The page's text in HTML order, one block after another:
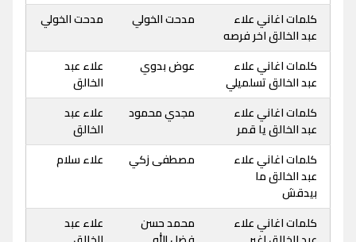
كلمات اغاني علاء
عبد الخالق اخر فرصه
مدحت الخولي مدحت الخولي
كلمات اغاني علاء
عبد الخالق تسلميلي
عوض بدوي
علاء عبد
الخالق
كلمات اغاني علاء
عبد الخالق يا قمر
مجدي محمود
علاء عبد
الخالق
كلمات اغاني علاء
عبد الخالق ما
بيدقش
مصطفى زكي علاء سلام
كلمات اغاني علاء
محمد حسن
علاء عبد